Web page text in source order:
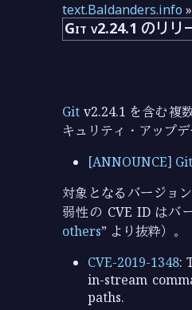
text.Baldanders.info »
Git v2.24.1 のリリ
Git v2.24.1 を含む複
キュリティ・アップ
[ANNOUNCE]
対象となるバージョ
弱性の CVE ID はバ
others
より抜粋）。
CVE-2019-1348:
in-stream
paths.